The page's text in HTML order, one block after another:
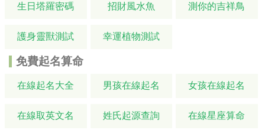
生日塔羅密碼 招財風水魚 測你的吉祥鳥
護身靈獸測試 幸運植物測試
免費起名算命
在線起名大全 男孩在線起名 女孩在線起名
在線取英文名 姓氏起源查詢 在線星座算命